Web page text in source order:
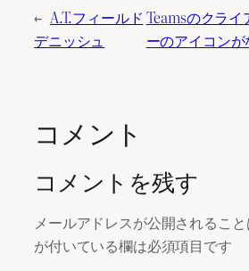
← A.T.フィールド
デニッシュ
Teamsのクラ
ーのアイコンが
コメント
コメントを残す
メールアドレスが公開されること
が付いている欄は必須項目です